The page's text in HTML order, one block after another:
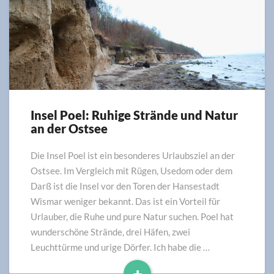
Insel
Poel:
Strände
und
Natur
der
Ostsee
Insel Poel: Ruhige Strände und Natur
an der Ostsee
Die Insel Poel ist ein besonderes Urlaubsziel an der
Ostsee. Im Vergleich mit Rügen, Usedom oder dem
Darß ist die Insel vor den Toren der Hansestadt
Wismar weniger bekannt. Das ist ein Vorteil für
Urlauber, die Ruhe und pure Natur suchen. Poel hat
wunderschöne Strände, drei Häfen, zwei
Leuchttürme und urige Dörfer. Ich habe die …